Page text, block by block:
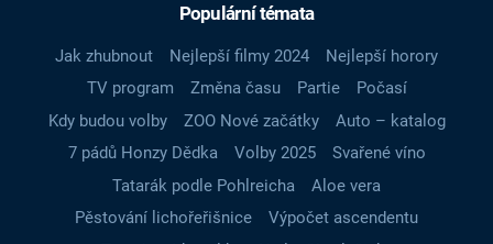
Populární témata
Jak zhubnout Nejlepší filmy 2024
Nejlepší horory
TV program
Změna času Partie
Počasí
Kdy budou volby
ZOO Nové začátky
Auto – katalog
7 pádů Honzy Dědka
Volby 2025
Svařené víno
Tatarák podle Pohlreicha
Aloe vera
Pěstování lichořeřišnice
Výpočet ascendentu